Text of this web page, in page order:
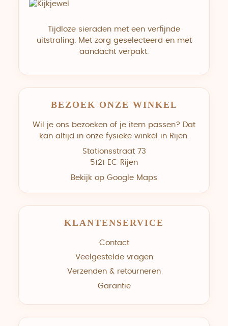
Tijdloze sieraden met een verfijnde
uitstraling. Met zorg geselecteerd en met
aandacht verpakt.
BEZOEK ONZE WINKEL
Wil je ons bezoeken of je item passen? Dat
kan altijd in onze fysieke winkel in Rijen.
Stationsstraat 73
5121 EC Rijen
Bekijk op Google Maps
KLANTENSERVICE
Contact
Veelgestelde vragen
Verzenden & retourneren
Garantie